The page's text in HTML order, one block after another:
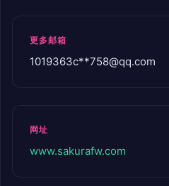
更多邮箱
1019363c**758@qq.com
网址
www.sakurafw.com